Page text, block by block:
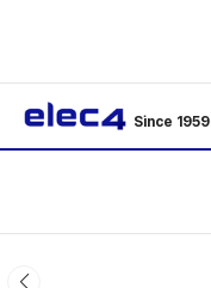
Since 1959